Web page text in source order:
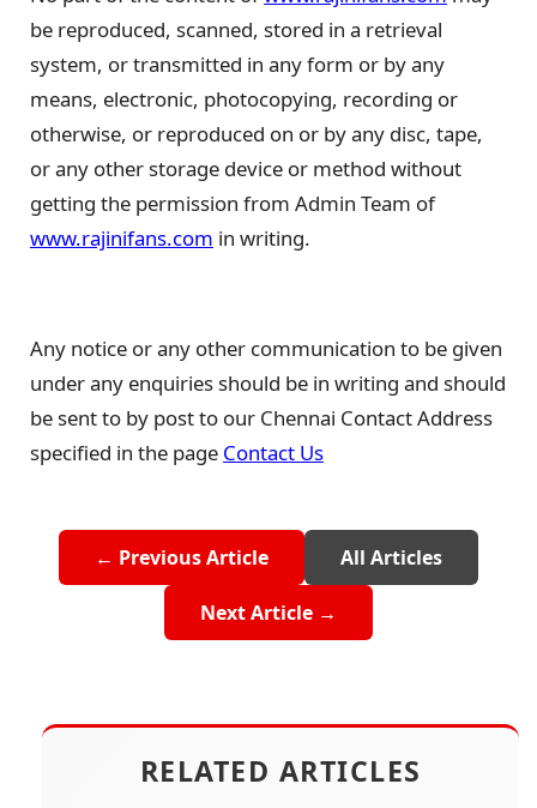
be reproduced, scanned, stored in a retrieval
system, or transmitted in any form or by any
means, electronic, photocopying, recording or
otherwise, or reproduced on or by any disc, tape,
or any other storage device or method without
getting the permission from Admin Team of
www.rajinifans.com in writing.
Any notice or any other communication to be given
under any enquiries should be in writing and should
be sent to by post to our Chennai Contact Address
specified in the page Contact Us
← Previous Article All Articles
Next Article →
RELATED ARTICLES